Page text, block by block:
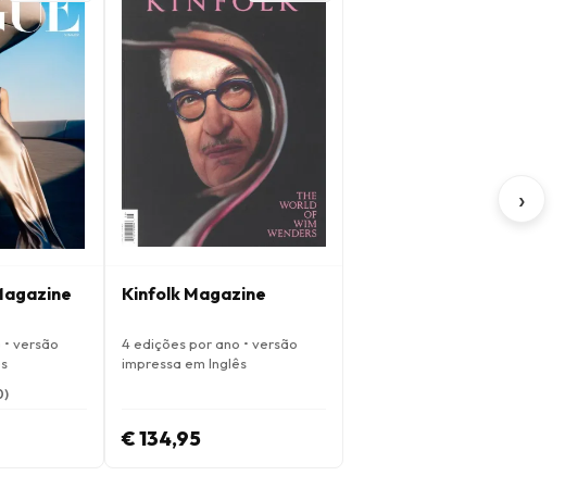
versão
Kinfolk Magazine
4 edições por ano • versão
impressa em Inglês
€ 134,95
›